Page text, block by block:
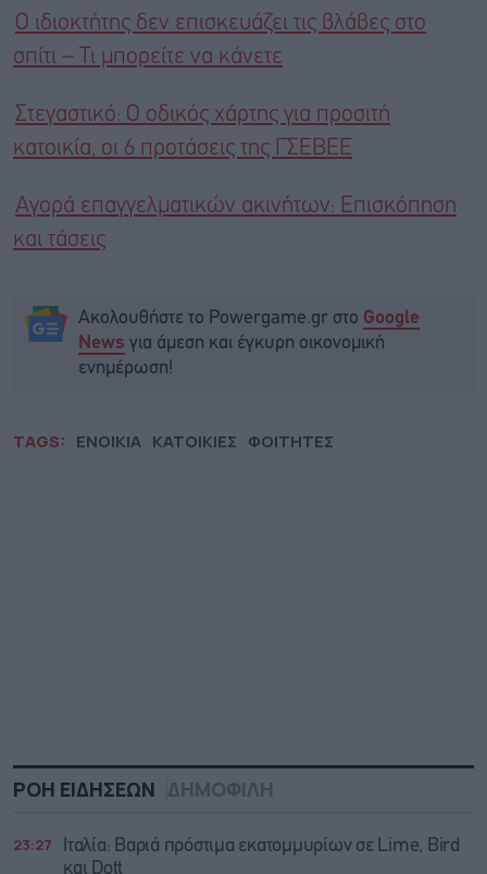
Ο ιδιοκτήτης δεν επισκευάζει τις βλάβες στο
σπίτι – Τι μπορείτε να κάνετε
Στεγαστικό: Ο οδικός χάρτης για προσιτή
κατοικία, οι 6 προτάσεις της ΓΣΕΒΕΕ
Αγορά επαγγελματικών ακινήτων: Επισκόπηση
και τάσεις
Ακολουθήστε το Powergame.gr στο Google
News για άμεση και έγκυρη οικονομική
ενημέρωση!
TAGS: ΕΝΟΙΚΙΑ ΚΑΤΟΙΚΙΕΣ ΦΟΙΤΗΤΕΣ
ΡΟΗ ΕΙΔΗΣΕΩΝ ΔΗΜΟΦΙΛΗ
23:27
Ιταλία: Βαριά πρόστιμα εκατομμυρίων σε Lime, Bird
και Dott